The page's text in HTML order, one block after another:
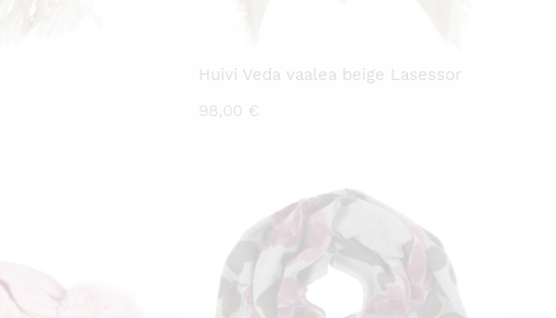
Huivi Veda vaalea beige Lasessor
98,00 €